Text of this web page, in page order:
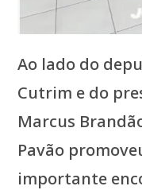
Ao lado do
Cutrim e do
Marcus
Pavão
importante